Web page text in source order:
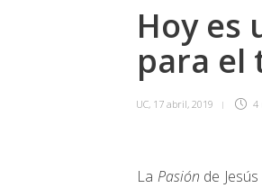
Hoy es
para el
UC, 17 abril, 2019 4
La Pasión de